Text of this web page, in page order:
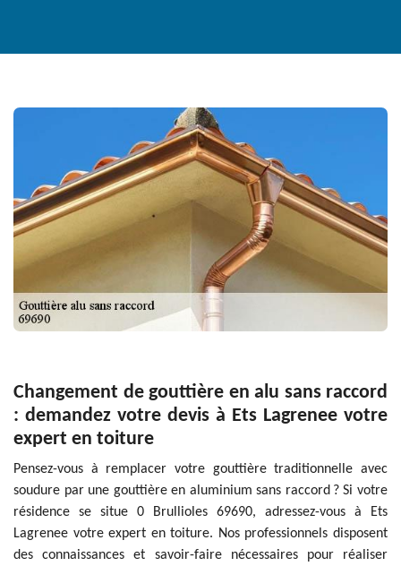
Changement de gouttière en alu sans raccord
: demandez votre devis à Ets Lagrenee votre
expert en toiture
Pensez-vous à remplacer votre gouttière traditionnelle avec
soudure par une gouttière en aluminium sans raccord ? Si votre
résidence se situe 0 Brullioles 69690, adressez-vous à Ets
Lagrenee votre expert en toiture. Nos professionnels disposent
des connaissances et savoir-faire nécessaires pour réaliser